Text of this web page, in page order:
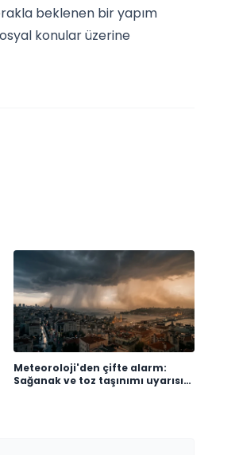
beklenen bir yapım
konular üzerine
Meteoroloji'den çifte alarm:
Sağanak ve toz taşınımı uyarısı